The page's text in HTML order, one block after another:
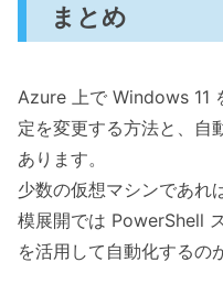
まとめ
Azure 上で Windows 11
定を変更する方法と、自
あります。
少数の仮想マシンであれ
模展開では PowerShell
を活用して自動化するの